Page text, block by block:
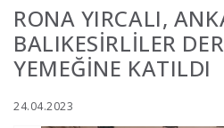
RONA YIRCALI,
BALIKESİRLİLER
YEMEĞİNE KATILDI
24.04.2023